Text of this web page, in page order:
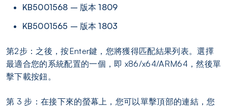
KB5001568 – 版本 1809
KB5001565 – 版本 1803
第2步：之後，按Enter鍵，您將獲得匹配結果列表。選擇
最適合您的系統配置的一個，即 x86/x64/ARM64，然後單
擊下載按鈕。
第 3 步：在接下來的螢幕上，您可以單擊頂部的連結，您